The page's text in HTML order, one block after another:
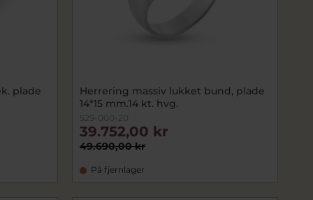
plade
Herrering massiv lukket bund, plade
14*15 mm.14 kt. hvg.
529-000-20
49.690,00 kr
39.752,00 kr
På fjernlager